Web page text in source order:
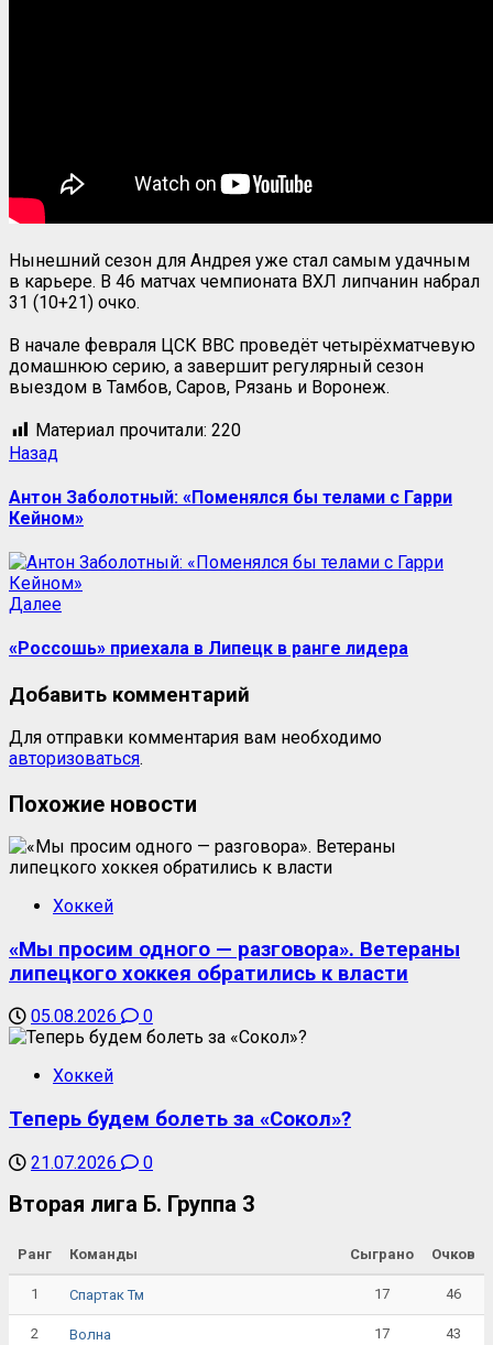
Нынешний сезон для Андрея уже стал самым удачным
в карьере. В 46 матчах чемпионата ВХЛ липчанин набрал
31 (10+21) очко.
В начале февраля ЦСК ВВС проведёт четырёхматчевую
домашнюю серию, а завершит регулярный сезон
выездом в Тамбов, Саров, Рязань и Воронеж.
Материал прочитали: 220
Назад
Антон Заболотный: «Поменялся бы телами с Гарри
Кейном»
Далее
«Россошь» приехала в Липецк в ранге лидера
Добавить комментарий
Для отправки комментария вам необходимо
авторизоваться.
Похожие новости
Хоккей
«Мы просим одного — разговора». Ветераны
липецкого хоккея обратились к власти
05.08.2026 0
Хоккей
Теперь будем болеть за «Сокол»?
21.07.2026 0
Вторая лига Б. Группа 3
Ранг Команды Сыграно Очков
1 Спартак Тм 17 46
2 Волна 17 43